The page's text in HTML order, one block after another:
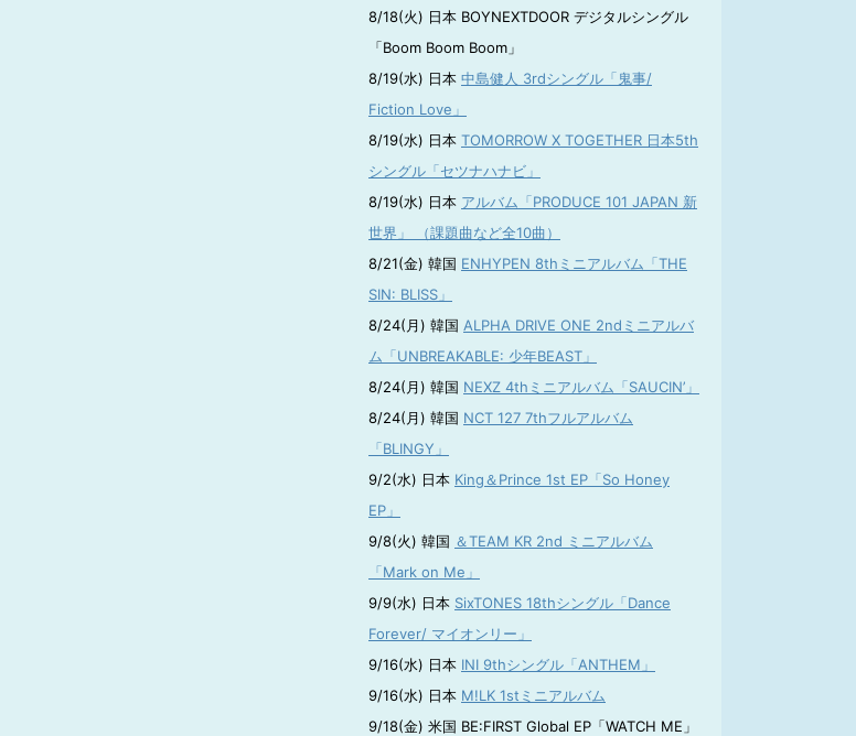
8/18(火) 日本 BOYNEXTDOOR デジタルシングル
「Boom Boom Boom」
8/19(水) 日本 中島健人 3rdシングル「鬼事/
Fiction Love」
8/19(水) 日本 TOMORROW X TOGETHER 日本5th
シングル「セツナハナビ」
8/19(水) 日本 アルバム「PRODUCE 101 JAPAN 新
世界」 （課題曲など全10曲）
8/21(金) 韓国 ENHYPEN 8thミニアルバム「THE
SIN: BLISS」
8/24(月) 韓国 ALPHA DRIVE ONE 2ndミニアルバ
ム「UNBREAKABLE: 少年BEAST」
8/24(月) 韓国 NEXZ 4thミニアルバム「SAUCIN’」
8/24(月) 韓国 NCT 127 7thフルアルバム
「BLINGY」
9/2(水) 日本 King＆Prince 1st EP「So Honey
EP」
9/8(火) 韓国 ＆TEAM KR 2nd ミニアルバム
「Mark on Me」
9/9(水) 日本 SixTONES 18thシングル「Dance
Forever/ マイオンリー」
9/16(水) 日本 INI 9thシングル「ANTHEM」
9/16(水) 日本 M!LK 1stミニアルバム
9/18(金) 米国 BE:FIRST Global EP「WATCH ME」